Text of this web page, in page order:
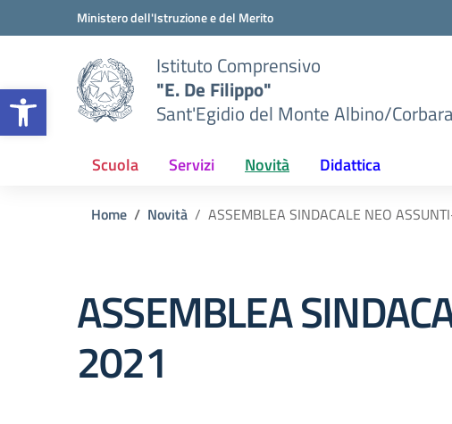
Apri la barra degli strumenti
Vai ai contenuti
Vai al menu di navigazioneMinistero dell'Istruzione e del Merito
Istituto Comprensivo
"E. De Filippo"
Sant'Egidio del Monte Albino/Corbara
Scuola Servizi Novità Didattica
Home Novità ASSEMBLEA SINDACALE NEO
ASSEMBLEA
2021